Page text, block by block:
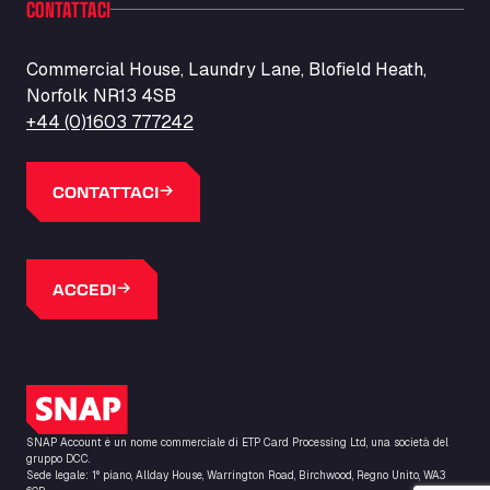
Barneys Diner
Bars Logistics Ltd
Elm Farm Depot, CO6 1HU
Bartrums Haulage & Storage
Basiq Truck Cleaning Amsterdam
Fahrenheitweg 20, 6101 WR
Basiq Truck Cleaning Hoogeveen
A.G. Bellstraat 35A, 7903 AD
16 Inchmuir Road, EH48 2EP
Batim Truckstop
Lar Bck Z 7 Mennen, 8930
Baumann Spedition Dresden GmbH
CONTATTACI
Commercial House, Laundry Lane, Blofield Heath,
Norfolk NR13 4SB
+44 (0)1603 777242
CONTATTACI
ACCEDI
Logo SNAP
SNAP Account è un nome commerciale di ETP Card Processing Ltd, una società del
gruppo DCC.
Sede legale: 1° piano, Allday House, Warrington Road, Birchwood, Regno Unito, WA3